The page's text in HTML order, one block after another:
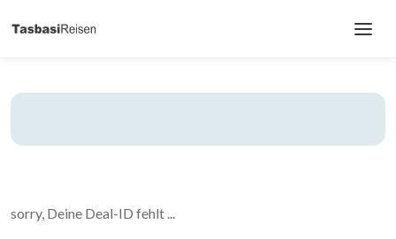
sorry, Deine Deal-ID fehlt ...